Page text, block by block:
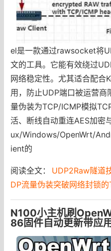
el是一款通过rawsocket将
文的工具。它能有效绕过
网络稳定性。尤其适合配
用，防止UDP端口被运营
量伪装为TCP/ICMP模拟
活、断线自动重连AES加密
ux/Windows/OpenWrt/
ient的
阅读全文：
UDP2Raw隧道
DP流量伪装突破网络封锁
N100小主机刷
86固件自动更新带应